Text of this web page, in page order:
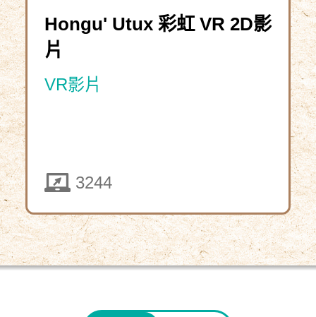
Hongu' Utux 彩虹 VR 2D影
片
VR影片
3244
教
下
載
資